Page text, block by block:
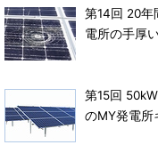
第14回 20年
電所の手厚
第15回
のMY発電所